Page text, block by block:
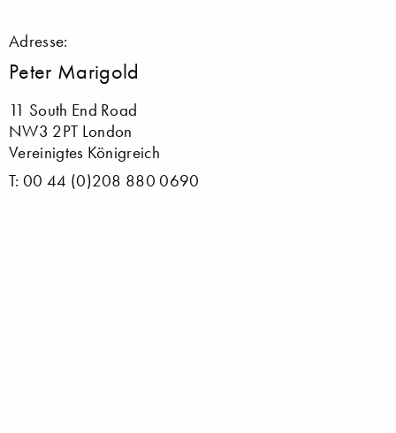
Adresse:
Peter Marigold
11 South End Road
NW3 2PT London
Vereinigtes Königreich
T: 00 44 (0)208 880 0690